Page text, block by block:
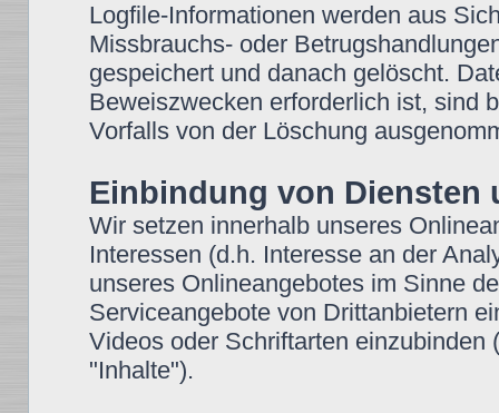
Logfile-Informationen werden aus
Missbrauchs- oder
gespeichert und danach gelöscht.
Beweiszwecken erforderlich ist, sind
Vorfalls von der Löschung
Einbindung von Diensten
Wir setzen innerhalb unseres
Interessen (d.h. Interesse an der
unseres Onlineangebotes im Sinne
Serviceangebote von Drittanbietern
Videos oder Schriftarten
"Inhalte").